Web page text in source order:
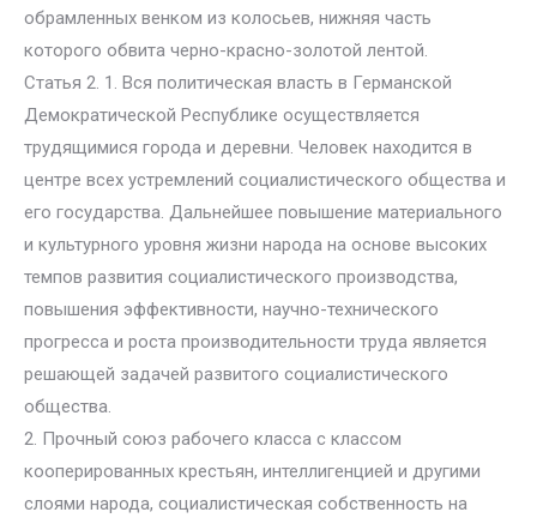
обрамленных венком из колосьев, нижняя часть
которого обвита черно-красно-золотой лентой.
Статья 2. 1. Вся политическая власть в Германской
Демократической Республике осуществляется
трудящимися города и деревни. Человек находится в
центре всех устремлений социалистического общества и
его государства. Дальнейшее повышение материального
и культурного уровня жизни народа на основе высоких
темпов развития социалистического производства,
повышения эффективности, научно-технического
прогресса и роста производительности труда является
решающей задачей развитого социалистического
общества.
2. Прочный союз рабочего класса с классом
кооперированных крестьян, интеллигенцией и другими
слоями народа, социалистическая собственность на